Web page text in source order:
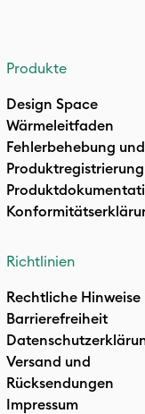
Produkte
Design Space
Wärmeleitfaden
Fehlerbehebung
Produktregistrierung
Richtlinien
Rechtliche Hinweise
Barrierefreiheit
Versand und
Rücksendungen
Impressum